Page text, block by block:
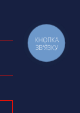
КНОПКА
ЗВ'ЯЗКУ